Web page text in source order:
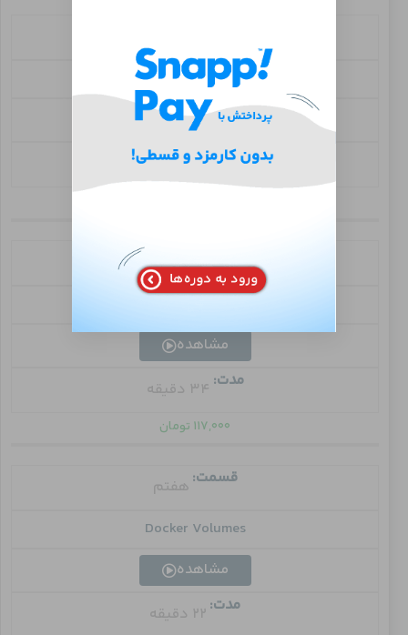
DockerHub
مشاهده
مدت:9 دقیقه
ششم
مشاهده
مدت: 34 دقیقه
۱۱۷,۰۰۰ تومان
قسمت: هفتم
Docker Volumes
مشاهده
مدت: 22 دقیقه